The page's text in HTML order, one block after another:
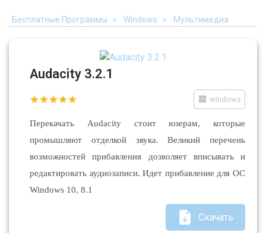
Бесплатные Программы Windows Мультимедиа
Audacity 3.2.1
windows
Перекачать Audacity стоит юзерам, которые
промышляют отделкой звука. Великий перечень
возможностей прибавления дозволяет вписывать и
редактировать аудиозаписи. Идет прибавление для ОС
Windows 10, 8.1
Скачать